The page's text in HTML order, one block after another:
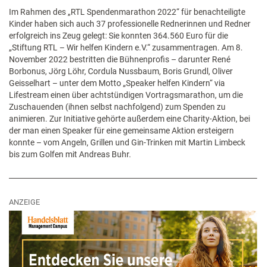
Im Rahmen des „RTL Spendenmarathon 2022“ für benachteiligte
Kinder haben sich auch 37 professionelle Rednerinnen und Redner
erfolgreich ins Zeug gelegt: Sie konnten 364.560 Euro für die
„Stiftung RTL – Wir helfen Kindern e.V.“ zusammentragen. Am 8.
November 2022 bestritten die Bühnenprofis – darunter René
Borbonus, Jörg Löhr, Cordula Nussbaum, Boris Grundl, Oliver
Geisselhart – unter dem Motto „Speaker helfen Kindern“ via
Lifestream einen über achtstündigen Vortragsmarathon, um die
Zuschauenden (ihnen selbst nachfolgend) zum Spenden zu
animieren. Zur Initiative gehörte außerdem eine Charity-Aktion, bei
der man einen Speaker für eine gemeinsame Aktion ersteigern
konnte – vom Angeln, Grillen und Gin-Trinken mit Martin Limbeck
bis zum Golfen mit Andreas Buhr.
ANZEIGE